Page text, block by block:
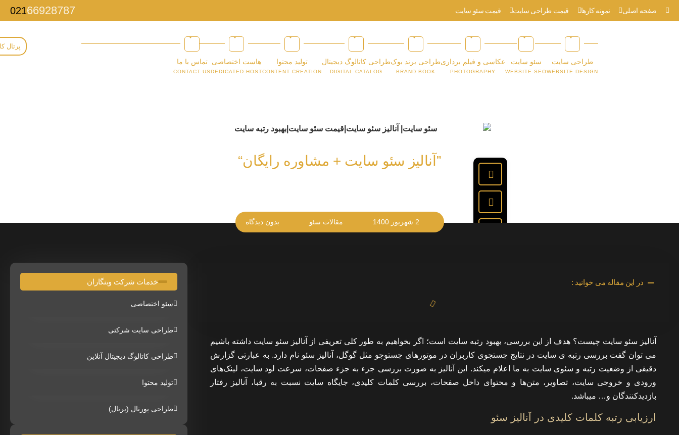
صفحه اصلی نمونه کارها قیمت طراحی سایت قیمت سئو سایت 02166928787
طراحی سایت
WEBSITE DESIGN
سئو سایت
WEBSITE SEO
عکاسی و فیلم برداری
PHOTOGRAPHY
طراحی برند بوک
BRAND BOOK
طراحی کاتالوگ دیجیتال
DIGITAL CATALOG
تولید محتوا
CONTENT CREATION
هاست اختصاصی
DEDICATED HOST
تماس با ما
CONTACT US
پرتال
”آنالیز سئو سایت + مشاوره رایگان“
2 شهریور 1400 مقالات سئو بدون دیدگاه
در این مقاله می خوانید :
آنالیز سئو سایت چیست؟ هدف از این بررسی، بهبود رتبه سایت است؛ اگر بخواهیم به طور کلی تعریفی از آنالیز سئو سایت داشته باشیم
می توان گفت بررسی رتبه ی سایت در نتایج جستجوی کاربران در موتورهای جستوجو مثل گوگل، آنالیز سئو نام دارد. به عبارتی گزارش
دقیقی از وضعیت رتبه و سئوی سایت به ما اعلام میکند. این آنالیز به صورت بررسی جزء به جزء صفحات، سرعت لود سایت، لینک‌های
ورودی و خروجی سایت، تصاویر، متن‌ها و محتوای داخل صفحات، بررسی کلمات کلیدی، جایگاه سایت نسبت به رقبا، آنالیز رفتار
بازدیدکنندگان و… میباشد.
ارزیابی رتبه کلمات کلیدی در آنالیز سئو
خدمات شرکت وبنگاران
سئو اختصاصی
طراحی سایت شرکتی
طراحی کاتالوگ دیجیتال آنلاین
تولید محتوا
طراحی پورتال (پرتال)